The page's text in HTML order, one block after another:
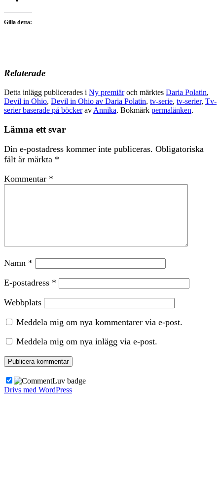
Gilla detta:
Relaterade
Detta inlägg publicerades i Ny premiäroch märktes Daria Polatin,
Devil in Ohio, Devil in Ohio av Daria Polatin, tv-serie, tv-serier, Tv-
serier baserade på böckerav Annika. Bokmärk permalänken.
Lämna ett svar
Din e-postadress kommer inte publiceras. Obligatoriska
fält är märkta *
Kommentar *
Namn *
E-postadress *
Webbplats
Meddela mig om nya kommentarer via e-post.
Meddela mig om nya inlägg via e-post.
Drivs med WordPress